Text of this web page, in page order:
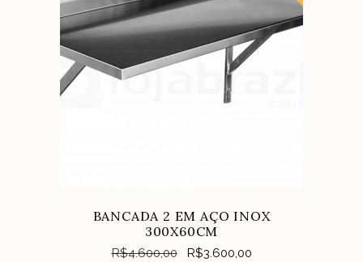
COMPRAR
BANCADA 2 EM AÇO INOX
300X60CM
R$4.600,00 R$3.600,00